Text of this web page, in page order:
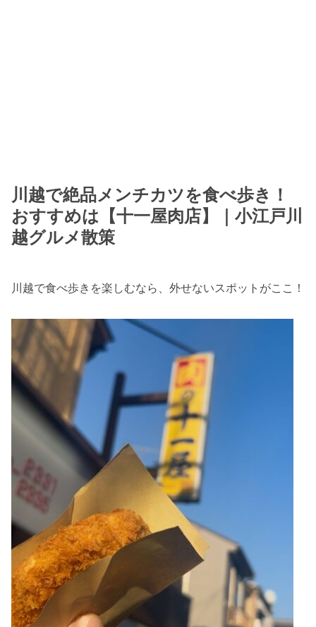
川越で絶品メンチカツを食べ歩き！
おすすめは【十一屋肉店】｜小江戸川
越グルメ散策
川越で食べ歩きを楽しむなら、外せないスポットがここ！